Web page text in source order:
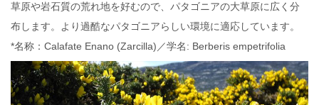
草原や岩石質の荒れ地を好むので、パタゴニアの大草原に広く分
布します。より過酷なパタゴニアらしい環境に適応しています。
*名称：Calafate Enano (Zarcilla)／学名: Berberis empetrifolia